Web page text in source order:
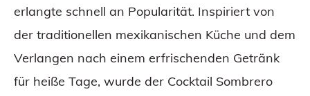
erlangte schnell an Popularität. Inspiriert von
der traditionellen mexikanischen Küche und dem
Verlangen nach einem erfrischenden Getränk
für heiße Tage, wurde der Cocktail Sombrero